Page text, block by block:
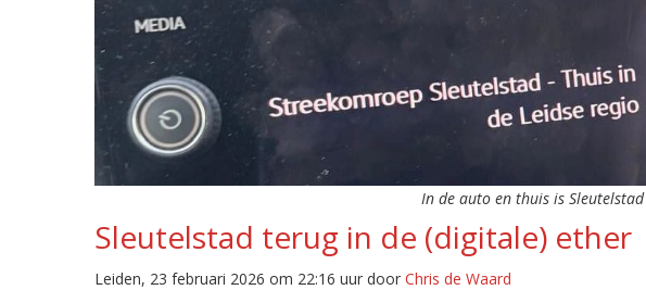
In de auto en thuis is
Sleutelstad terug in de (digitale) ether
Leiden, 23 februari 2026 om 22:16 uur door Chris de Waard